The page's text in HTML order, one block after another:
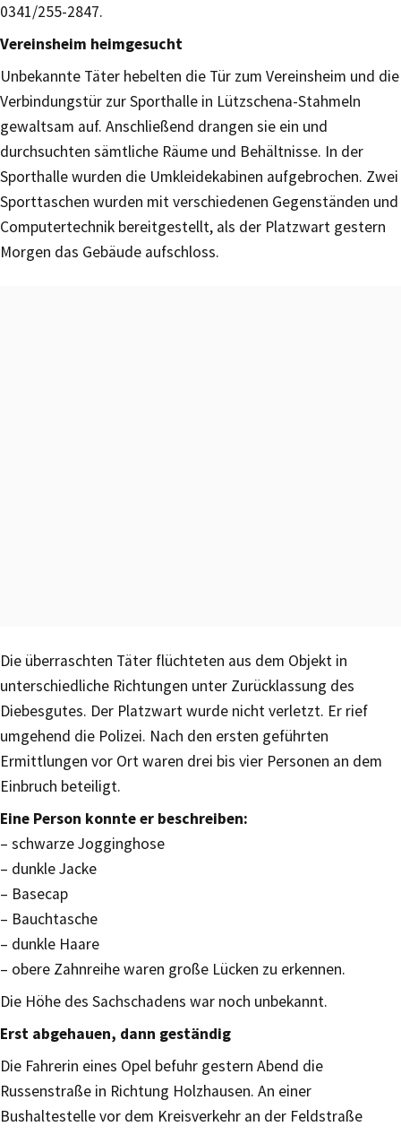
0341/255-2847.
Vereinsheim heimgesucht
Unbekannte Täter hebelten die Tür zum Vereinsheim und die
Verbindungstür zur Sporthalle in Lützschena-Stahmeln
gewaltsam auf. Anschließend drangen sie ein und
durchsuchten sämtliche Räume und Behältnisse. In der
Sporthalle wurden die Umkleidekabinen aufgebrochen. Zwei
Sporttaschen wurden mit verschiedenen Gegenständen und
Computertechnik bereitgestellt, als der Platzwart gestern
Morgen das Gebäude aufschloss.
Die überraschten Täter flüchteten aus dem Objekt in
unterschiedliche Richtungen unter Zurücklassung des
Diebesgutes. Der Platzwart wurde nicht verletzt. Er rief
umgehend die Polizei. Nach den ersten geführten
Ermittlungen vor Ort waren drei bis vier Personen an dem
Einbruch beteiligt.
Eine Person konnte er beschreiben:
– schwarze Jogginghose
– dunkle Jacke
– Basecap
– Bauchtasche
– dunkle Haare
– obere Zahnreihe waren große Lücken zu erkennen.
Die Höhe des Sachschadens war noch unbekannt.
Erst abgehauen, dann geständig
Die Fahrerin eines Opel befuhr gestern Abend die
Russenstraße in Richtung Holzhausen. An einer
Bushaltestelle vor dem Kreisverkehr an der Feldstraße